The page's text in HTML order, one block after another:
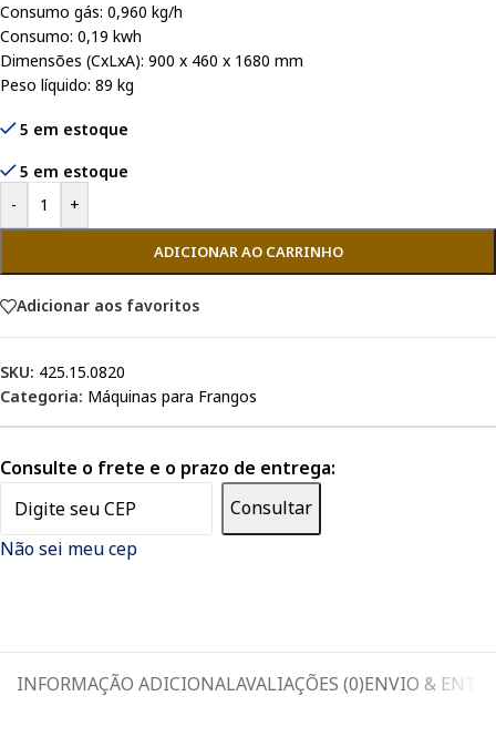
Consumo gás: 0,960 kg/h
Consumo: 0,19 kwh
Dimensões (CxLxA): 900 x 460 x 1680 mm
Peso líquido: 89 kg
5 em estoque
5 em estoque
-
+
ADICIONAR AO CARRINHO
Adicionar aos favoritos
SKU: 425.15.0820
Categoria: Máquinas para Frangos
Consulte o frete e o prazo de entrega:
Consultar
Não sei meu cep
INFORMAÇÃO ADICIONALAVALIAÇÕES (0)ENVIO &